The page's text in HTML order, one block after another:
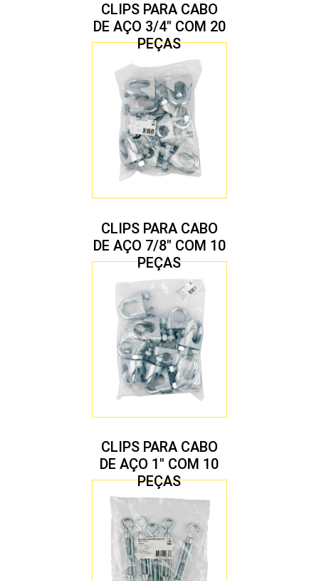
CLIPS PARA CABO
DE AÇO 3/4″ COM 20
PEÇAS
CLIPS PARA CABO
DE AÇO 7/8″ COM 10
PEÇAS
CLIPS PARA CABO
DE AÇO 1″ COM 10
PEÇAS